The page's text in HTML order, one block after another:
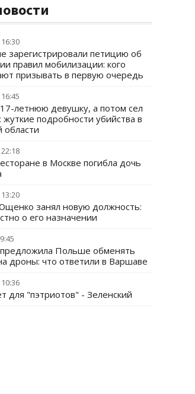
зарегистрировали петицию об
правил мобилизации: кого
призывать в первую очередь
летнюю девушку, а потом сел
жуткие подробности убийства в
области
в Москве погибла дочь
занял новую должность:
о его назначении
Польше обменять
дроны: что ответили в Варшаве
для "пэтриотов" - Зеленский